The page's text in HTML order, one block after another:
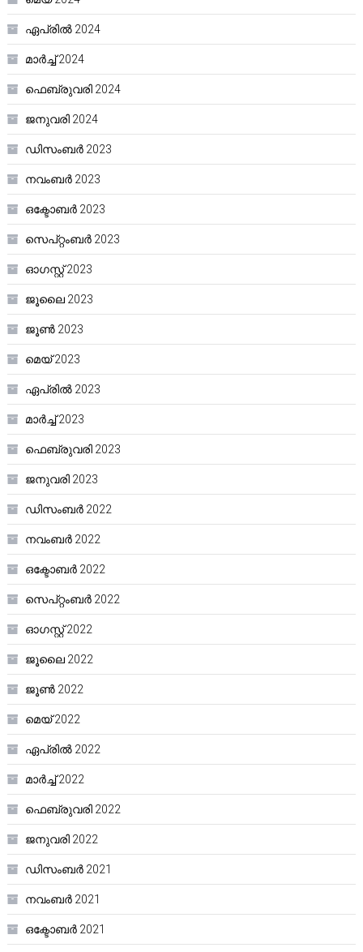
ഏപ്രിൽ 2024
മാർച്ച്‌ 2024
ഫെബ്രുവരി 2024
ജനുവരി 2024
ഡിസംബർ 2023
നവംബർ 2023
ഒക്ടോബർ 2023
സെപ്റ്റംബർ 2023
ഓഗസ്റ്റ്‌ 2023
ജൂലൈ 2023
ജൂൺ 2023
മെയ്‌ 2023
ഏപ്രിൽ 2023
മാർച്ച്‌ 2023
ഫെബ്രുവരി 2023
ജനുവരി 2023
ഡിസംബർ 2022
നവംബർ 2022
ഒക്ടോബർ 2022
സെപ്റ്റംബർ 2022
ഓഗസ്റ്റ്‌ 2022
ജൂലൈ 2022
ജൂൺ 2022
മെയ്‌ 2022
ഏപ്രിൽ 2022
മാർച്ച്‌ 2022
ഫെബ്രുവരി 2022
ജനുവരി 2022
ഡിസംബർ 2021
നവംബർ 2021
ഒക്ടോബർ 2021